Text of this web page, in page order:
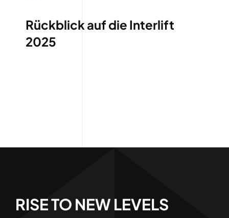
Rückblick auf die Interlift
2025
RISE TO NEW LEVELS